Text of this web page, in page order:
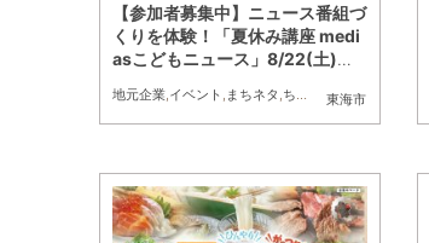
東海市
【参加者募集中】ニュース番組づ
くりを体験！「夏休み講座 medi
asこどもニュース」8/22(土)開
地元企業 イベント まちネタ ちたまる広告 ,